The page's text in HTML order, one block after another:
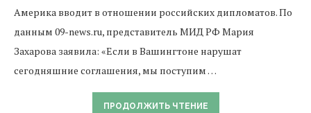
Америка вводит в отношении российских дипломатов. По
данным 09-news.ru, представитель МИД РФ Мария
Захарова заявила: «Если в Вашингтоне нарушат
сегодняшние соглашения, мы поступим …
ПРОДОЛЖИТЬ ЧТЕНИЕ